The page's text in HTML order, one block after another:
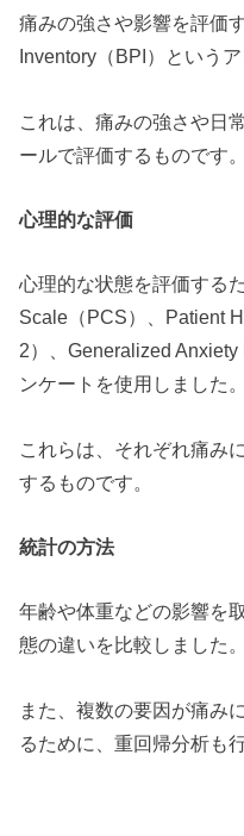
痛みの強さや影響を評価
Inventory（BPI）という
これは、痛みの強さや日
ールで評価するものです。
心理的な評価
心理的な状態を評価する
Scale（PCS）、Patient
2）、Generalized
ンケートを使用しました。
これらは、それぞれ痛み
するものです。
統計の方法
年齢や体重などの影響を
態の違いを比較しました。
また、複数の要因が痛み
るために、重回帰分析も